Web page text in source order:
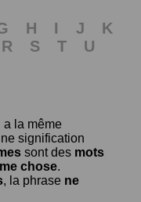
H I J
K
R S T
U
a la même
signification
sont des mots
chose.
, la phrase ne